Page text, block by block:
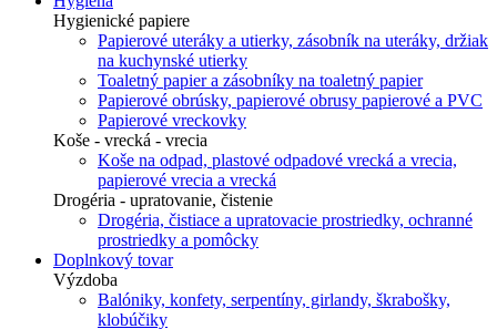
Hygienické papiere
Papierové uteráky a utierky, zásobník na uteráky, držiak
na kuchynské utierky
Toaletný papier a zásobníky na toaletný papier
Papierové obrúsky, papierové obrusy papierové a PVC
Papierové vreckovky
Koše - vrecká - vrecia
Koše na odpad, plastové odpadové vrecká a vrecia,
papierové vrecia a vrecká
Drogéria - upratovanie, čistenie
Drogéria, čistiace a upratovacie prostriedky, ochranné
prostriedky a pomôcky
Doplnkový tovar
Výzdoba
Balóniky, konfety, serpentíny, girlandy, škrabošky,
klobúčiky